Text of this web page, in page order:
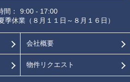
間：
9:00 - 17:00
休業（８月１１日～８月１６日）
会社概要
物件リクエスト